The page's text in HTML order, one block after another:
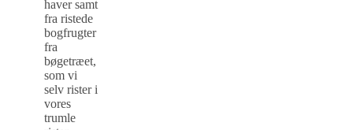
haver samt
fra ristede
bogfrugter
fra
bøgetræet,
som vi
selv rister i
vores
trumle